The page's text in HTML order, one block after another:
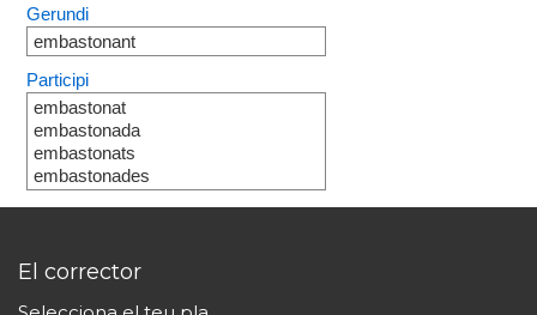
Gerundi
embastonant
Participi
embastonat
embastonada
embastonats
embastonades
El corrector